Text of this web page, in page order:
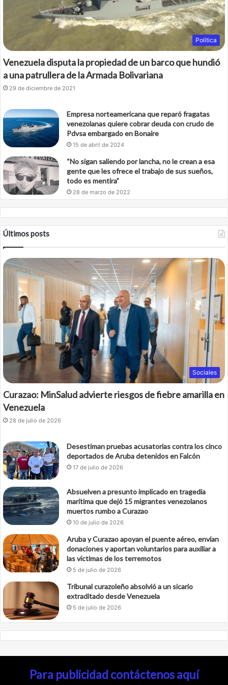
Política
Venezuela disputa la propiedad de un barco que hundió
a una patrullera de la Armada Bolivariana
29 de diciembre de 2021
Empresa norteamericana que reparó fragatas
venezolanas quiere cobrar deuda con crudo de
Pdvsa embargado en Bonaire
15 de abril de 2024
“No sigan saliendo por lancha, no le crean a esa
gente que les ofrece el trabajo de sus sueños,
todo es mentira”
28 de marzo de 2022
Últimos posts
Sociales
Curazao: MinSalud advierte riesgos de fiebre amarilla en
Venezuela
28 de julio de 2026
Desestiman pruebas acusatorias contra los cinco
deportados de Aruba detenidos en Falcón
17 de julio de 2026
Absuelven a presunto implicado en tragedia
marítima que dejó 15 migrantes venezolanos
muertos rumbo a Curazao
10 de julio de 2026
Aruba y Curazao apoyan el puente aéreo, envían
donaciones y aportan voluntarios para auxiliar a
las víctimas de los terremotos
5 de julio de 2026
Tribunal curazoleño absolvió a un sicario
extraditado desde Venezuela
5 de julio de 2026
Para publicidad contáctenos aquí